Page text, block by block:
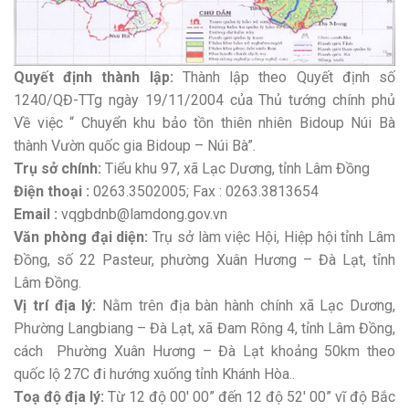
Quyết định thành lập: Thành lập theo Quyết định số
1240/QĐ-TTg ngày 19/11/2004 của Thủ tướng chính phủ
Về việc “ Chuyển khu bảo tồn thiên nhiên Bidoup Núi Bà
thành Vườn quốc gia Bidoup – Núi Bà”.
Trụ sở chính: Tiểu khu 97, xã Lạc Dương, tỉnh Lâm Đồng
Điện thoại : 0263.3502005; Fax : 0263.3813654
Email : vqgbdnb@lamdong.gov.vn
Văn phòng đại diện: Trụ sở làm việc Hội, Hiệp hội tỉnh Lâm
Đồng, số 22 Pasteur, phường Xuân Hương – Đà Lạt, tỉnh
Lâm Đồng.
Vị trí địa lý: Nằm trên địa bàn hành chính xã Lạc Dương,
Phường Langbiang – Đà Lạt, xã Đam Rông 4, tỉnh Lâm Đồng,
cách Phường Xuân Hương – Đà Lạt khoảng 50km theo
quốc lộ 27C đi hướng xuống tỉnh Khánh Hòa..
Toạ độ địa lý: Từ 12 độ 00′ 00” đến 12 độ 52′ 00” vĩ độ Bắc